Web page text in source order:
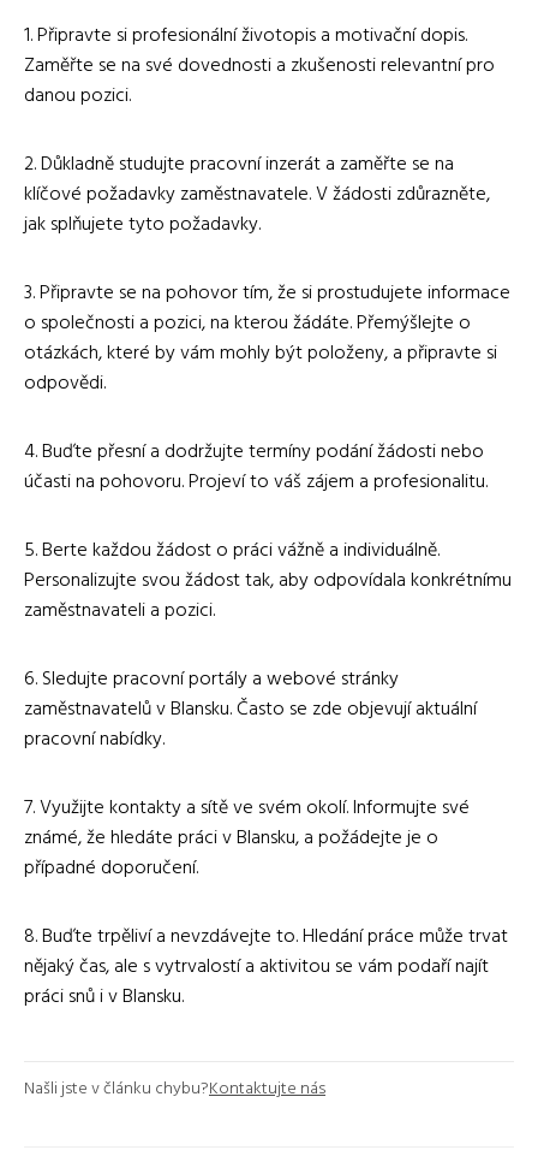
1. Připravte si profesionální životopis a motivační dopis.
Zaměřte se na své dovednosti a zkušenosti relevantní pro
danou pozici.
2. Důkladně studujte pracovní inzerát a zaměřte se na
klíčové požadavky zaměstnavatele. V žádosti zdůrazněte,
jak splňujete tyto požadavky.
3. Připravte se na pohovor tím, že si prostudujete informace
o společnosti a pozici, na kterou žádáte. Přemýšlejte o
otázkách, které by vám mohly být položeny, a připravte si
odpovědi.
4. Buďte přesní a dodržujte termíny podání žádosti nebo
účasti na pohovoru. Projeví to váš zájem a profesionalitu.
5. Berte každou žádost o práci vážně a individuálně.
Personalizujte svou žádost tak, aby odpovídala konkrétnímu
zaměstnavateli a pozici.
6. Sledujte pracovní portály a webové stránky
zaměstnavatelů v Blansku. Často se zde objevují aktuální
pracovní nabídky.
7. Využijte kontakty a sítě ve svém okolí. Informujte své
známé, že hledáte práci v Blansku, a požádejte je o
případné doporučení.
8. Buďte trpěliví a nevzdávejte to. Hledání práce může trvat
nějaký čas, ale s vytrvalostí a aktivitou se vám podaří najít
práci snů i v Blansku.
Našli jste v článku chybu?Kontaktujte nás